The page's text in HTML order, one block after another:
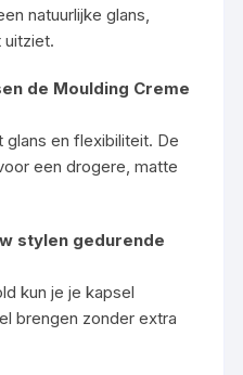
natuurlijke glans,
uitziet.
de Moulding Creme
en flexibiliteit. De
een drogere, matte
stylen gedurende
kun je je kapsel
brengen zonder extra